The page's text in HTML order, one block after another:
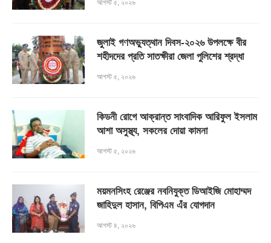
আগস্ট ৫, ২০২৬
জুলাই গণঅভ্যুত্থান দিবস-২০২৬ উপলক্ষে বীর
শহীদদের প্রতি সাতক্ষীরা জেলা পুলিশের শ্রদ্ধা
আগস্ট ৫, ২০২৬
কিডনী রোগে আক্রান্ত সাংবাদিক আরিফুল ইসলাম
আশা অসুস্থ্য, সকলের দোয়া কামনা
আগস্ট ৫, ২০২৬
ময়মনসিংহ রেঞ্জের নবনিযুক্ত ডিআইজি মোহাম্মদ
জাহিদুল হাসান, বিপিএম এঁর যোগদান
আগস্ট ৪, ২০২৬